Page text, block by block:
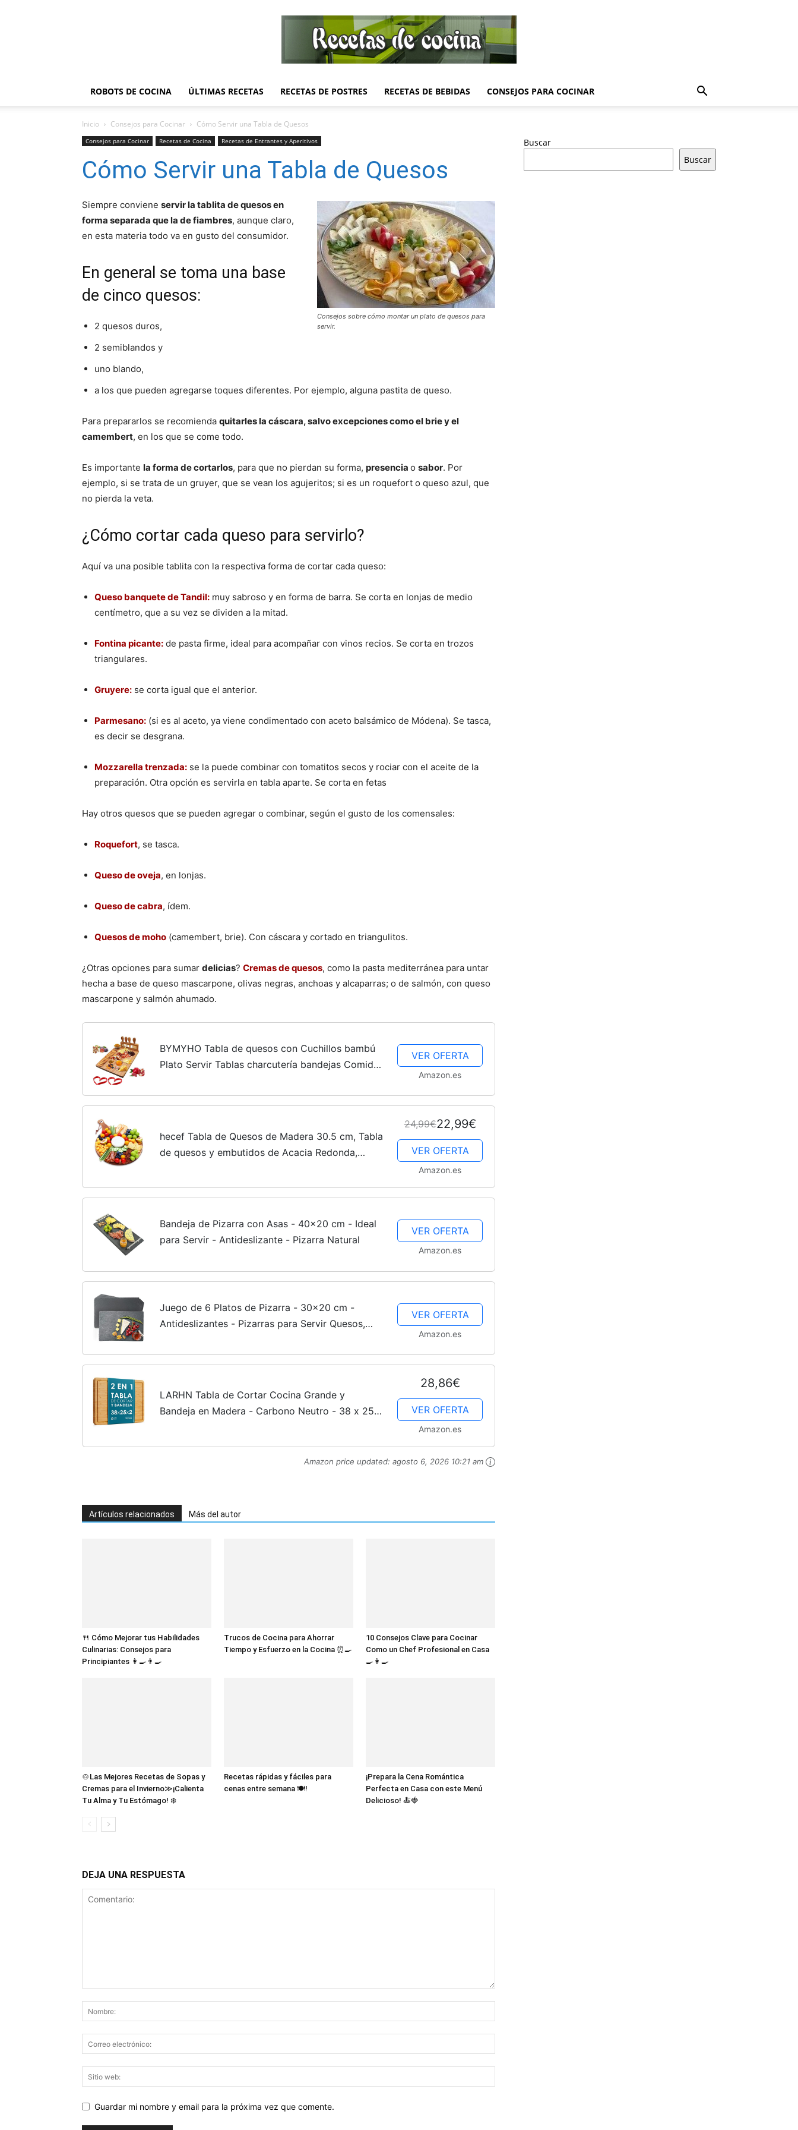
de
Cocina
Receta
Online
|
ROBOTS DE COCINA ÚLTIMAS RECETAS RECETAS DE POSTRES RECETAS DE BEBIDAS CONSEJOS PARA COCINAR
Inicio Consejos para Cocinar Cómo Servir una Tabla de Quesos
Consejos para Cocinar Recetas de Cocina Recetas de Entrantes y Aperitivos
Cómo Servir una Tabla de Quesos
Consejos sobre cómo montar un plato de quesos para
servir.
Siempre conviene servir la tablita de quesos en
forma separada que la de fiambres, aunque claro,
en esta materia todo va en gusto del consumidor.
En general se toma una base
de cinco quesos:
2 quesos duros,
2 semiblandos y
uno blando,
a los que pueden agregarse toques diferentes. Por ejemplo, alguna pastita de queso.
Para prepararlos se recomienda quitarles la cáscara, salvo excepciones como el brie y el
camembert, en los que se come todo.
Es importante la forma de cortarlos, para que no pierdan su forma, presencia o sabor. Por
ejemplo, si se trata de un gruyer, que se vean los agujeritos; si es un roquefort o queso azul, que
no pierda la veta.
¿Cómo cortar cada queso para servirlo?
Aquí va una posible tablita con la respectiva forma de cortar cada queso:
Queso banquete de Tandil: muy sabroso y en forma de barra. Se corta en lonjas de medio
centímetro, que a su vez se dividen a la mitad.
Fontina picante: de pasta firme, ideal para acompañar con vinos recios. Se corta en trozos
triangulares.
Gruyere: se corta igual que el anterior.
Parmesano: (si es al aceto, ya viene condimentado con aceto balsámico de Módena). Se tasca,
es decir se desgrana.
Mozzarella trenzada: se la puede combinar con tomatitos secos y rociar con el aceite de la
preparación. Otra opción es servirla en tabla aparte. Se corta en fetas
Hay otros quesos que se pueden agregar o combinar, según el gusto de los comensales:
Roquefort, se tasca.
Queso de oveja, en lonjas.
Queso de cabra, ídem.
Quesos de moho (camembert, brie). Con cáscara y cortado en triangulitos.
¿Otras opciones para sumar delicias? Cremas de quesos, como la pasta mediterránea para untar
hecha a base de queso mascarpone, olivas negras, anchoas y alcaparras; o de salmón, con queso
mascarpone y salmón ahumado.
BYMYHO Tabla de quesos con Cuchillos bambú
Plato Servir Tablas charcutería bandejas Comida
Personalizado Apertura casa...
VER OFERTA
Amazon.es
hecef Tabla de Quesos de Madera 30.5 cm, Tabla
de quesos y embutidos de Acacia Redonda,
24,99€22,99€
VER OFERTA
Amazon.es
Bandeja de Pizarra con Asas - 40x20 cm - Ideal
para Servir - Antideslizante - Pizarra Natural
VER OFERTA
Amazon.es
Juego de 6 Platos de Pizarra - 30x20 cm -
Antideslizantes - Pizarras para Servir Quesos,
VER OFERTA
Amazon.es
LARHN Tabla de Cortar Cocina Grande y
Bandeja en Madera - Carbono Neutro - 38 x 25 x
28,86€
VER OFERTA
Amazon.es
Amazon price updated: agosto 6, 2026 10:21 am
Artículos relacionados Más del autor
🍴 Cómo Mejorar tus Habilidades
Culinarias: Consejos para
Principiantes 👩‍🍳👨‍🍳
Trucos de Cocina para Ahorrar
Tiempo y Esfuerzo en la Cocina ⏰🍳
10 Consejos Clave para Cocinar
Como un Chef Profesional en Casa
🍳👩‍🍳
🍲Las Mejores Recetas de Sopas y
Cremas para el Invierno≫¡Calienta
Tu Alma y Tu Estómago! ❄️
Recetas rápidas y fáciles para
cenas entre semana 🍽️!
¡Prepara la Cena Romántica
Perfecta en Casa con este Menú
Delicioso! 🍝🍓
DEJA UNA RESPUESTA
Guardar mi nombre y email para la próxima vez que comente.
Buscar
Buscar